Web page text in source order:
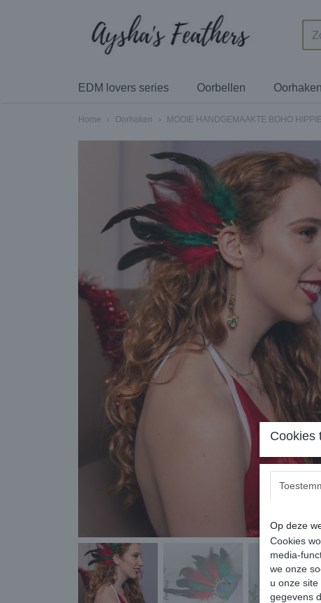
EDM lovers series Oorbellen Oorhaken
Home › Oorhaken › MOOIE HANDGEMAAKTE BOHO
Cookies
Op deze
Cookies
media-
we onze
u onze
gegevens